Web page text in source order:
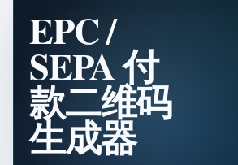
EPC /
SEPA 付
款二维码
生成器